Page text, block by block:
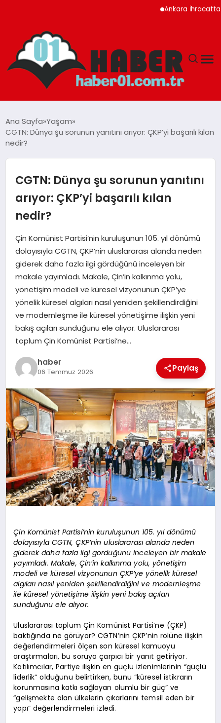
Ankara İhracatta Rekor
ADANA
MAGAZIN
EĞITIM
TEKNOLOJI
Ana Sayfa Yaşam
CGTN: Dünya şu sorunun yanıtını arıyor: ÇKP’yi başarılı kılan
nedir?
CGTN: Dünya şu sorunun yanıtını
arıyor: ÇKP’yi başarılı kılan
nedir?
Çin Komünist Partisi’nin kuruluşunun 105. yıl dönümü
dolayısıyla CGTN, ÇKP’nin uluslararası alanda neden
giderek daha fazla ilgi gördüğünü inceleyen bir
makale yayımladı. Makale, Çin’in kalkınma yolu,
yönetişim modeli ve küresel vizyonunun ÇKP’ye
yönelik küresel algıları nasıl yeniden şekillendirdiğini
ve modernleşme ile küresel yönetişime ilişkin yeni
bakış açıları sunduğunu ele alıyor. Uluslararası
toplum Çin Komünist Partisi’ne…
haber
06 Temmuz 2026 Paylaş
Çin Komünist Partisi’nin kuruluşunun 105. yıl dönümü
dolayısıyla CGTN, ÇKP’nin uluslararası alanda neden
giderek daha fazla ilgi gördüğünü inceleyen bir makale
yayımladı. Makale, Çin’in kalkınma yolu, yönetişim
modeli ve küresel vizyonunun ÇKP’ye yönelik küresel
algıları nasıl yeniden şekillendirdiğini ve modernleşme
ile küresel yönetişime ilişkin yeni bakış açıları
sunduğunu ele alıyor.
Uluslararası toplum Çin Komünist Partisi’ne (ÇKP)
baktığında ne görüyor? CGTN’nin ÇKP’nin rolüne ilişkin
değerlendirmeleri ölçen son küresel kamuoyu
araştırmaları, bu soruya çarpıcı bir yanıt getiriyor.
Katılımcılar, Partiye ilişkin en güçlü izlenimlerinin “güçlü
liderlik” olduğunu belirtirken, bunu “küresel istikrarın
korunmasına katkı sağlayan olumlu bir güç” ve
“gelişmekte olan ülkelerin çıkarlarını temsil eden bir
yapı” değerlendirmeleri izledi.